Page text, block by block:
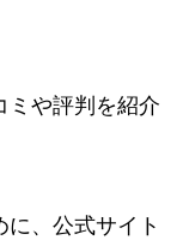
ミや評判を紹介
、公式サイト